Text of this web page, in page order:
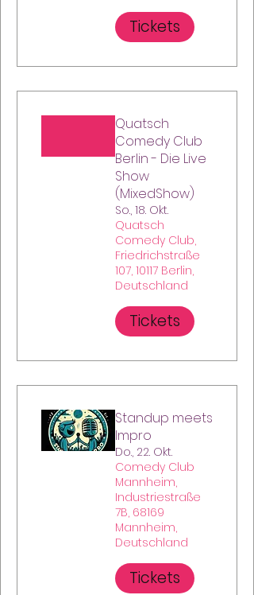
Tickets
Quatsch
Comedy Club
Berlin - Die Live
Show
(MixedShow)
So., 18. Okt.
Quatsch
Comedy Club,
Friedrichstraße
107, 10117 Berlin,
Deutschland
Tickets
Standup meets
Impro
Do., 22. Okt.
Comedy Club
Mannheim,
Industriestraße
7B, 68169
Mannheim,
Deutschland
Tickets